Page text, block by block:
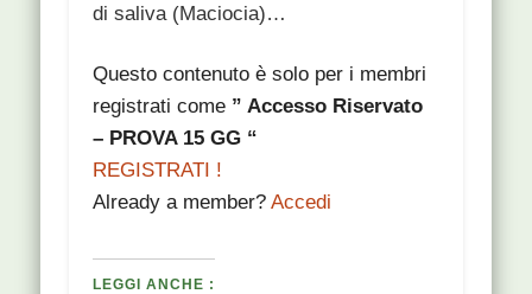
di saliva (Maciocia)…
Questo contenuto è solo per i membri
registrati come ” Accesso Riservato
– PROVA 15 GG “
REGISTRATI !
Already a member?Accedi
LEGGI ANCHE :